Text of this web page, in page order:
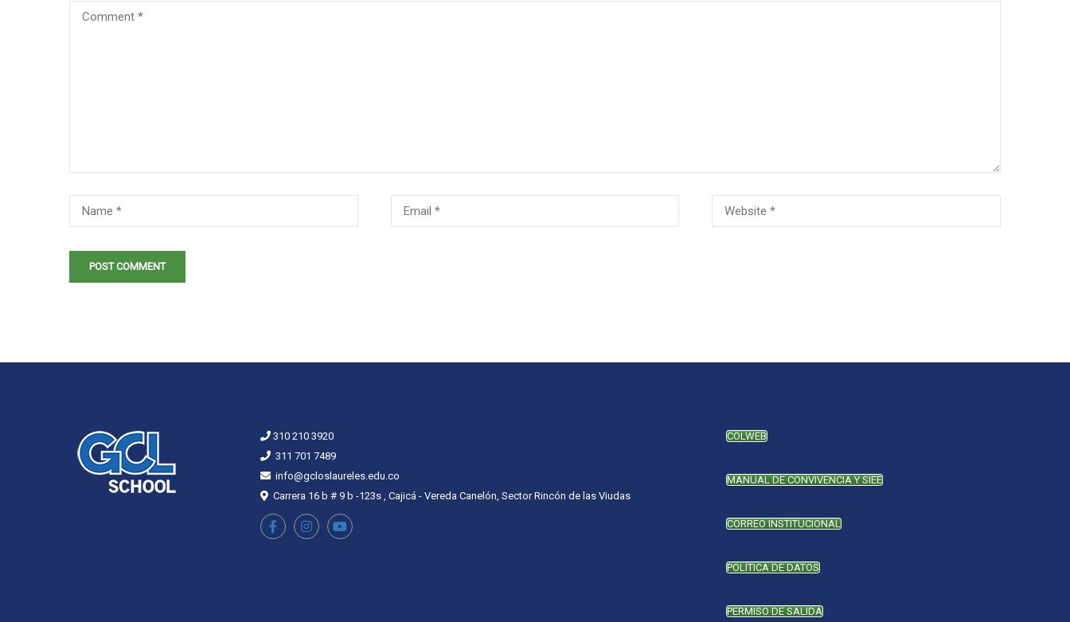
310 210 3920
311 701 7489
info@gcloslaureles.edu.co
Carrera 16 b # 9 b -123s , Cajicá - Vereda Canelón, Sector Rincón de las Viudas
COLWEB
MANUAL DE CONVIVENCIA Y SIEE
CORREO INSTITUCIONAL
POLÍTICA DE DATOS
PERMISO DE SALIDA